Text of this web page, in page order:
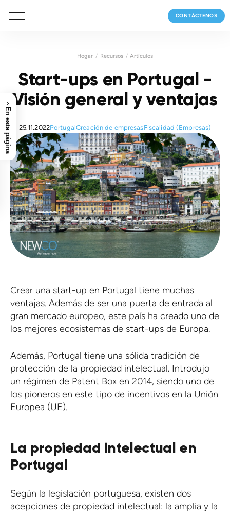
CONTÁCTENOS
Hogar Recursos Artículos
Start-ups en Portugal -
Visión general y ventajas
25.11.2022PortugalCreación de empresasFiscalidad (Empresas)
Crear una start-up en Portugal tiene muchas
ventajas. Además de ser una puerta de entrada al
gran mercado europeo, este país ha creado uno de
los mejores ecosistemas de start-ups de Europa.
Además, Portugal tiene una sólida tradición de
protección de la propiedad intelectual. Introdujo
un régimen de Patent Box en 2014, siendo uno de
los pioneros en este tipo de incentivos en la Unión
Europea (UE).
La propiedad intelectual en
Portugal
Según la legislación portuguesa, existen dos
acepciones de propiedad intelectual: la amplia y la
›
En esta página